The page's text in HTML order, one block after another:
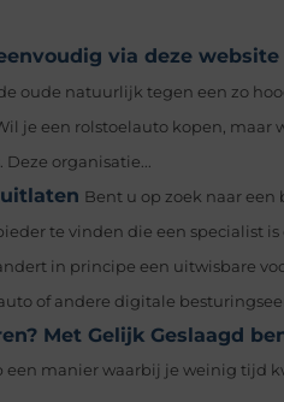
via deze website
oude natuurlijk tegen een zo
je een rolstoelauto kopen, maar
organisatie...
Bent u op zoek naar
te vinden die een specialist is
in principe een uitwisbare
of andere digitale
Met Gelijk Geslaagd
manier waarbij je weinig tijd